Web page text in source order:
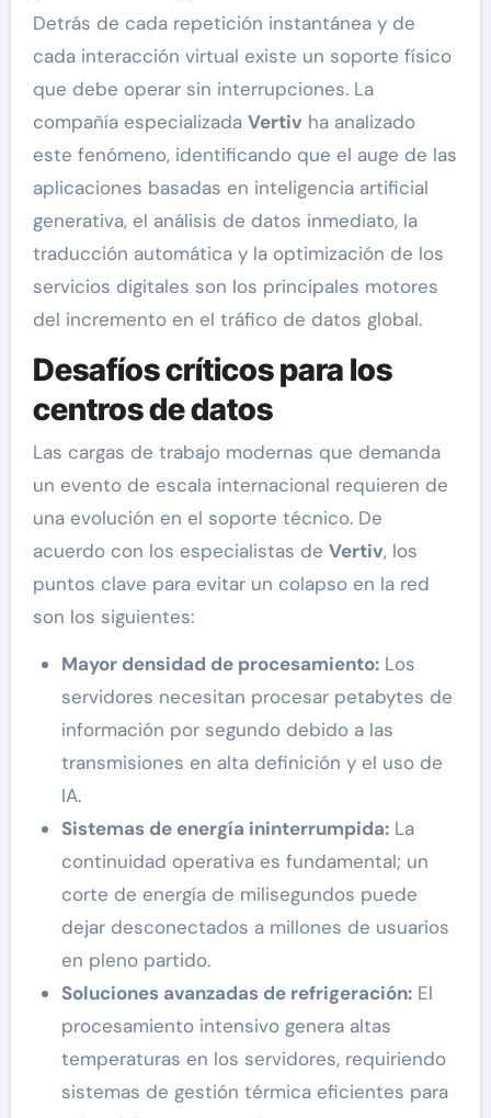
Detrás de cada repetición instantánea y de
cada interacción virtual existe un soporte físico
que debe operar sin interrupciones. La
compañía especializada Vertiv ha analizado
este fenómeno, identificando que el auge de las
aplicaciones basadas en inteligencia artificial
generativa, el análisis de datos inmediato, la
traducción automática y la optimización de los
servicios digitales son los principales motores
del incremento en el tráfico de datos global.
Desafíos críticos para los
centros de datos
Las cargas de trabajo modernas que demanda
un evento de escala internacional requieren de
una evolución en el soporte técnico. De
acuerdo con los especialistas de Vertiv, los
puntos clave para evitar un colapso en la red
son los siguientes:
Mayor densidad de procesamiento:Los
servidores necesitan procesar petabytes de
información por segundo debido a las
transmisiones en alta definición y el uso de
IA.
Sistemas de energía ininterrumpida:La
continuidad operativa es fundamental; un
corte de energía de milisegundos puede
dejar desconectados a millones de usuarios
en pleno partido.
Soluciones avanzadas de refrigeración:El
procesamiento intensivo genera altas
temperaturas en los servidores, requiriendo
sistemas de gestión térmica eficientes para